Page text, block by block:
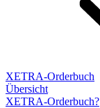
XETRA-Orderbuch
Übersicht
XETRA-Orderbuch?